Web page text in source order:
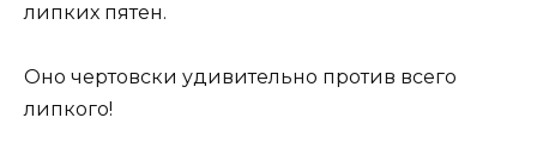
липких пятен.
Оно чертовски удивительно против всего
липкого!